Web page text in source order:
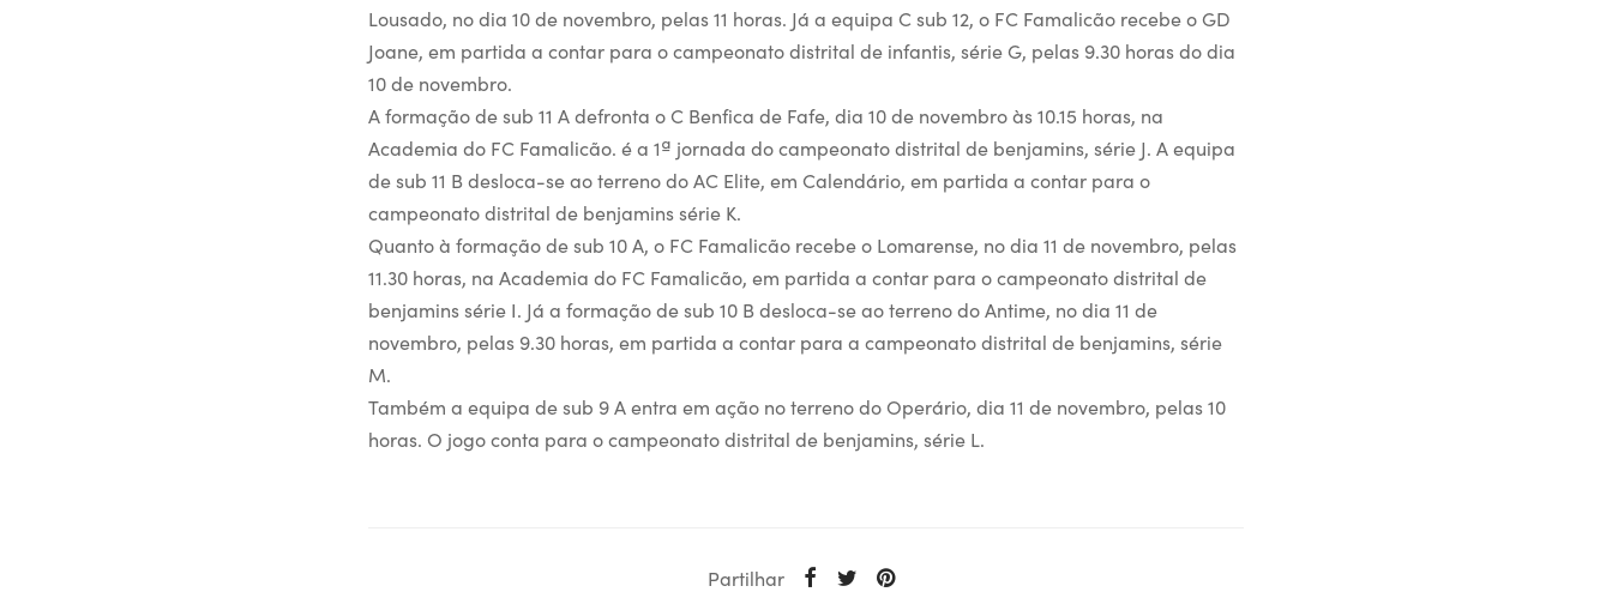
Lousado, no dia 10 de novembro, pelas 11 horas. Já a equipa C sub 12, o FC Famalicão recebe o GD
Joane, em partida a contar para o campeonato distrital de infantis, série G, pelas 9.30 horas do dia
10 de novembro.
A formação de sub 11 A defronta o C Benfica de Fafe, dia 10 de novembro às 10.15 horas, na
Academia do FC Famalicão. é a 1ª jornada do campeonato distrital de benjamins, série J. A equipa
de sub 11 B desloca-se ao terreno do AC Elite, em Calendário, em partida a contar para o
campeonato distrital de benjamins série K.
Quanto à formação de sub 10 A, o FC Famalicão recebe o Lomarense, no dia 11 de novembro, pelas
11.30 horas, na Academia do FC Famalicão, em partida a contar para o campeonato distrital de
benjamins série I. Já a formação de sub 10 B desloca-se ao terreno do Antime, no dia 11 de
novembro, pelas 9.30 horas, em partida a contar para a campeonato distrital de benjamins, série
M.
Também a equipa de sub 9 A entra em ação no terreno do Operário, dia 11 de novembro, pelas 10
horas. O jogo conta para o campeonato distrital de benjamins, série L.
Partilhar